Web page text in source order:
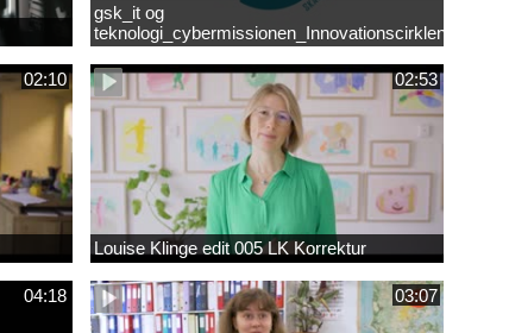
gsk_it og
teknologi_cybermissionen_Innovationscirklen
02:10 02:53
Louise Klinge edit 005 LK Korrektur
04:18 03:07